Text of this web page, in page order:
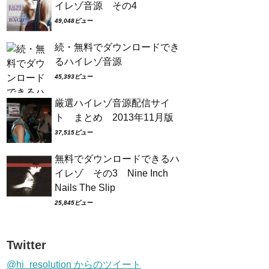
イレゾ音源 その4
49,048ビュー
続・無料でダウンロードでき
るハイレゾ音源
45,393ビュー
厳選ハイレゾ音源配信サイ
ト まとめ 2013年11月版
37,515ビュー
無料でダウンロードできるハ
イレゾ その3 Nine Inch
Nails The Slip
25,845ビュー
Twitter
@hi_resolution からのツイート